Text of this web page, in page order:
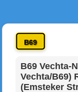
B69
B69 Vechta-
Vechta/B69)
(Emsteker